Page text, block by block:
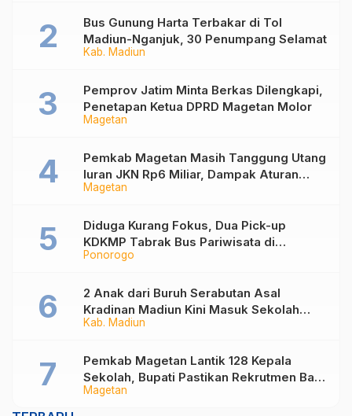
Kab. Madiun
Bus Gunung Harta Terbakar di Tol
Madiun-Nganjuk, 30 Penumpang Selamat
Magetan
Pemprov Jatim Minta Berkas Dilengkapi,
Penetapan Ketua DPRD Magetan Molor
Magetan
Pemkab Magetan Masih Tanggung Utang
Iuran JKN Rp6 Miliar, Dampak Aturan
Berlaku Surut dan Tekanan Fiskal
Ponorogo
Diduga Kurang Fokus, Dua Pick-up
KDKMP Tabrak Bus Pariwisata di
Sukorejo Ponorogo
Kab. Madiun
2 Anak dari Buruh Serabutan Asal
Kradinan Madiun Kini Masuk Sekolah
Rakyat
Magetan
Pemkab Magetan Lantik 128 Kepala
Sekolah, Bupati Pastikan Rekrutmen Baru
Segera Dibuka untuk Isi Jabatan yang